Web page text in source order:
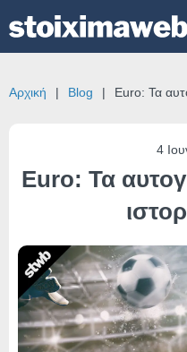
Αρχική Blog Euro: Τα
4
Euro: Τα